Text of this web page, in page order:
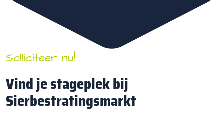
Solliciteer nu!
Vind je stageplek bij
Sierbestratingsmarkt